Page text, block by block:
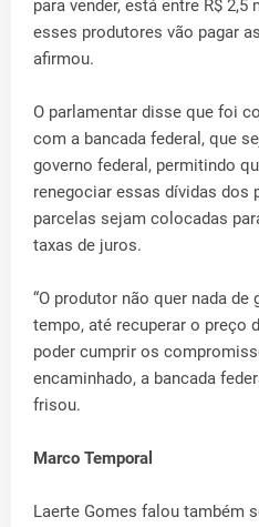
para vender, está entre R$ 2,5
esses produtores vão pagar
afirmou.
O parlamentar disse que foi
com a bancada federal, que
governo federal, permitindo
renegociar essas dívidas dos
parcelas sejam colocadas
taxas de juros.
“O produtor não quer nada de
tempo, até recuperar o preço
poder cumprir os
encaminhado, a bancada
frisou.
Marco Temporal
Laerte Gomes falou também